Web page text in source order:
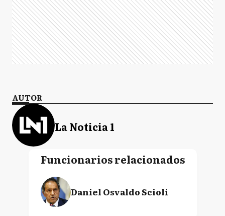
AUTOR
La Noticia 1
Funcionarios relacionados
Daniel Osvaldo Scioli